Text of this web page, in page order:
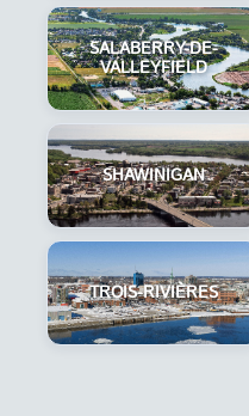
SALABERRY-DE-
VALLEYFIELD
SHAWINIGAN
TROIS-RIVIÈRES